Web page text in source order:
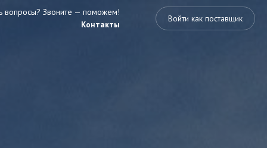
вопросы? Звоните — поможем!
Контакты
Войти как поставщик